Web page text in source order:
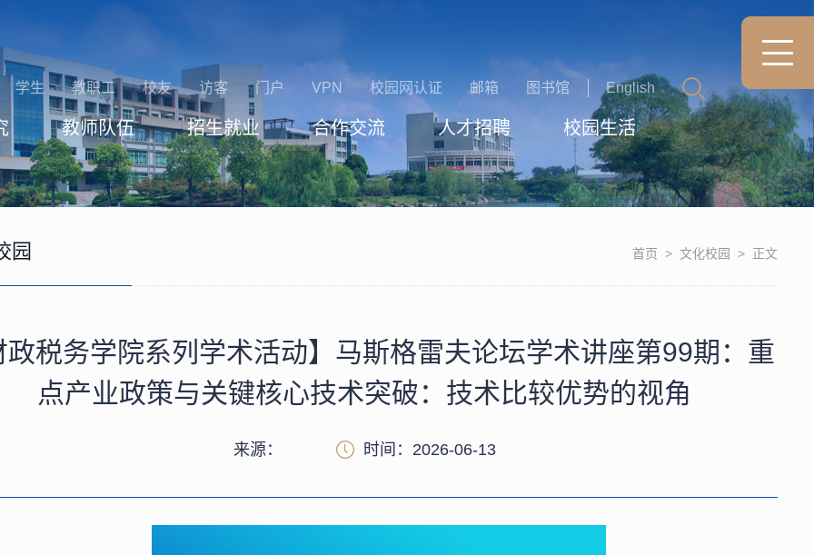
学生 教职工 校友 访客 门户 VPN 校园网认证 邮箱 图书馆 English
教师队伍 招生就业 合作交流 人才招聘 校园生活
园 首页 > 文化校园 > 正文
政税务学院系列学术活动】马斯格雷夫论坛学术讲座第99期：重
点产业政策与关键核心技术突破：技术比较优势的视角
来源： 时间：2026-06-13